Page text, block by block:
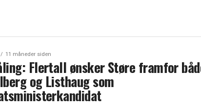
11 måneder siden
Flertall ønsker Støre framfor
og Listhaug som